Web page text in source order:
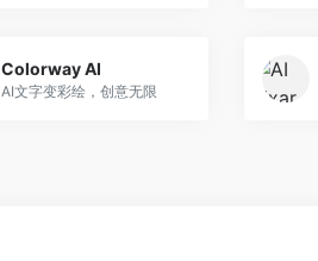
Colorway AI
AI文字变彩绘，创意无限